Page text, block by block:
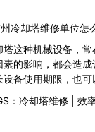
州冷却塔维修单位怎
塔这种机械设备，
素的影响，都会造
设备使用期限，也可
： 冷却塔维修| 效